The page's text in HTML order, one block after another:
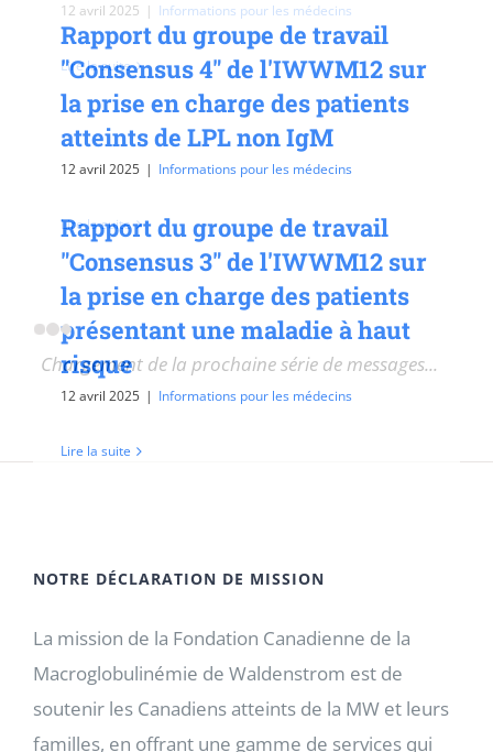
12 avril 2025 | Informations pour les médecins
Lire la suite
Rapport du groupe de travail
"Consensus 4" de l'IWWM12 sur
la prise en charge des patients
atteints de LPL non IgM
12 avril 2025 | Informations pour les médecins
Lire la suite
Rapport du groupe de travail
"Consensus 3" de l'IWWM12 sur
la prise en charge des patients
présentant une maladie à haut
risque
12 avril 2025 | Informations pour les médecins
Lire la suite
NOTRE DÉCLARATION DE MISSION
La mission de la Fondation Canadienne de la
Macroglobulinémie de Waldenstrom est de